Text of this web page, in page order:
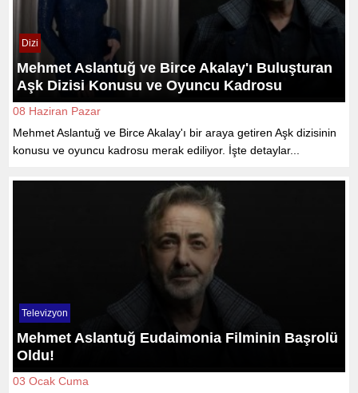
Dizi
Mehmet Aslantuğ ve Birce Akalay'ı Buluşturan
Aşk Dizisi Konusu ve Oyuncu Kadrosu
08 Haziran Pazar
Mehmet Aslantuğ ve Birce Akalay'ı bir araya getiren Aşk dizisinin
konusu ve oyuncu kadrosu merak ediliyor. İşte detaylar...
Televizyon
Mehmet Aslantuğ Eudaimonia Filminin Başrolü
Oldu!
03 Ocak Cuma